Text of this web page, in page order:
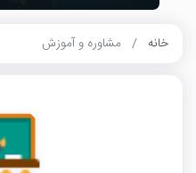
خانه مشاوره و آموزش